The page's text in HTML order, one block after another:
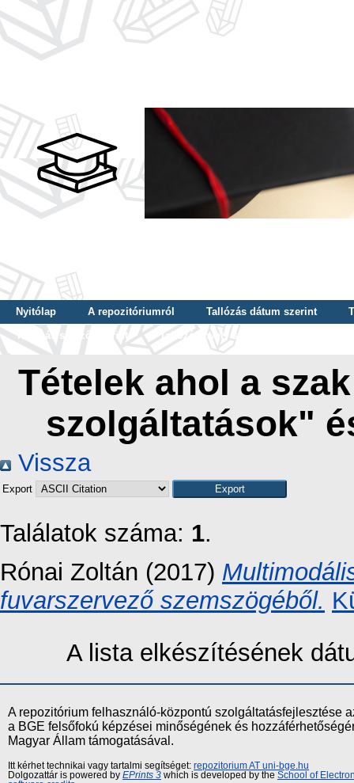
Nyitólap A repozitóriumról Tallózás dátum szerint
Tallózás szerző szerint
Tallózás nyelv szerint
Tételek ahol a
szolgáltatások"
Vissza
Export
Találatok száma: 1.
Rónai Zoltán (2017)
fuvarszervező szemszögéből.
A lista elkészítésének
A repozitórium felhasználó-központú szolgáltatásfejlesztése
a BGE felsőfokú képzései minőségének és
Magyar Állam támogatásával.
Itt kérhet technikai vagy tartalmi segítséget: repozitorium AT uni-bge.hu
Dolgozattár is powered by EPrints 3 which is developed by the School of